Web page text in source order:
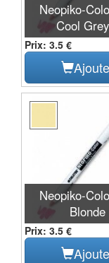
Neopiko-
Cool
Prix: 3.5 €
Neopiko-
Blonde
Prix: 3.5 €